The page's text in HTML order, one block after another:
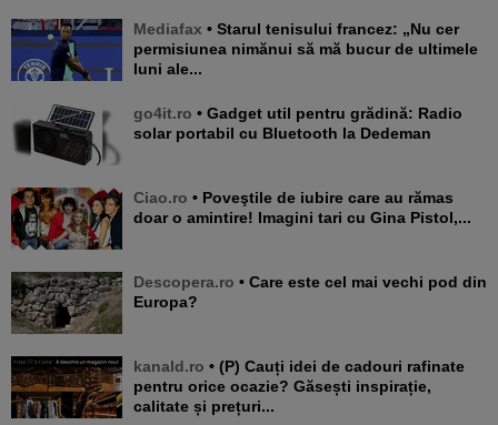
Mediafax • Starul tenisului francez: „Nu cer
permisiunea nimănui să mă bucur de ultimele
luni ale...
go4it.ro • Gadget util pentru grădină: Radio
solar portabil cu Bluetooth la Dedeman
Ciao.ro • Poveştile de iubire care au rămas
doar o amintire! Imagini tari cu Gina Pistol,...
Descopera.ro • Care este cel mai vechi pod din
Europa?
kanald.ro • (P) Cauți idei de cadouri rafinate
pentru orice ocazie? Găsești inspirație,
calitate și prețuri...